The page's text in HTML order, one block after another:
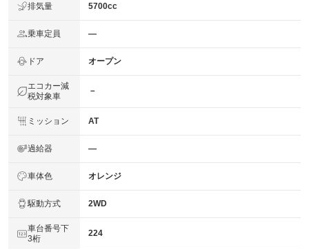
排気量 5700cc
乗車定員 ―
ドア オープン
エコカー減
税対象車
－
ミッション AT
過給器 ―
車体色 オレンジ
駆動方式 2WD
車台番号下
3桁
224